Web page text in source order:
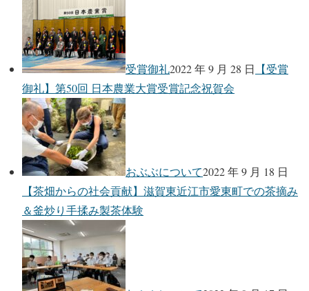
受賞御礼2022 年 9 月 28 日 【受賞
御礼】第50回 日本農業大賞受賞記念祝賀会
おぶぶについて2022 年 9 月 18 日
【茶畑からの社会貢献】滋賀東近江市愛東町での茶摘み
＆釜炒り手揉み製茶体験